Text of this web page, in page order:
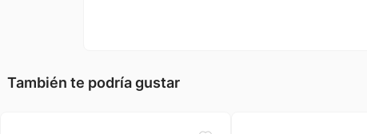
También te podría gustar